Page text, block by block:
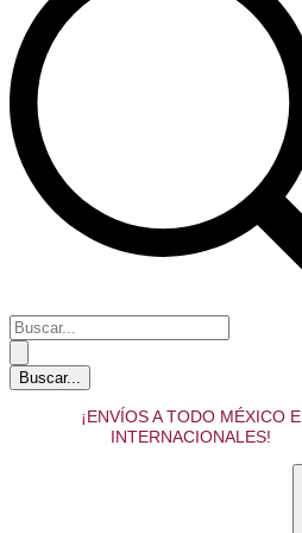
¡ENVÍOS A TODO MÉXICO E
INTERNACIONALES!